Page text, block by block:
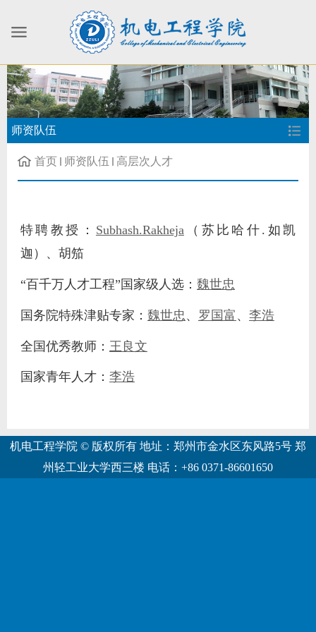
师资队伍
首页 师资队伍 高层次人才
特聘教授： Subhash.Rakheja （苏比哈什.如凯
迦）、胡笳
“百千万人才工程”国家级人选： 魏世忠
国务院特殊津贴专家： 魏世忠 、 罗国富 、 李浩
全国优秀教师： 王良文
国家青年人才： 李浩
机电工程学院 © 版权所有 地址：郑州市金水区东风路5号 郑
州轻工业大学西三楼 电话：+86 0371-86601650